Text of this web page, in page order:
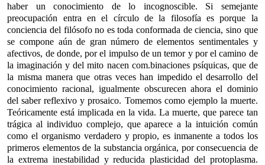
haber un conocimiento de lo incognoscible. Si semejante
preocupación entra en el círculo de la filosofía es porque la
conciencia del filósofo no es toda conformada de ciencia, sino que
se compone aún de gran número de elementos sentimentales y
afectivos, de donde, por el impulso de un temor y por el camino de
la imaginación y del mito nacen com.binaciones psíquicas, que de
la misma manera que otras veces han impedido el desarrollo del
conocimiento racional, igualmente obscurecen ahora el dominio
del saber reflexivo y prosaico. Tomemos como ejemplo la muerte.
Teóricamente está implicada en la vida. La muerte, que parece tan
trágica al individuo complejo, que aparece a la intuición común
como el organismo verdadero y propio, es inmanente a todos los
primeros elementos de la substancia orgánica, por consecuencia de
la extrema inestabilidad y reducida plasticidad del protoplasma.